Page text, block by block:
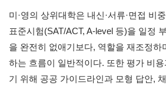
미·영의 상위대학은 내신·서류·면접 비
표준시험(SAT/ACT, A-level 등)을 일정
을 완전히 없애기보다, 역할을 재조정하
하는 흐름이 일반적이다. 또한 평가 비
기 위해 공공 가이드라인과 모형 답안,